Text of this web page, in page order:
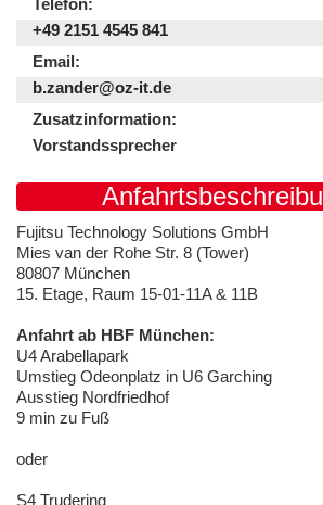
Telefon:
+49 2151 4545 841
Email:
b.zander@oz-it.de
Zusatzinformation:
Vorstandssprecher
Fujitsu Technology Solutions GmbH
Mies van der Rohe Str. 8 (Tower)
80807 München
15. Etage, Raum 15-01-11A & 11B
Anfahrt ab HBF München:
U4 Arabellapark
Umstieg Odeonplatz in U6 Garching
Ausstieg Nordfriedhof
9 min zu Fuß
oder
S4 Trudering